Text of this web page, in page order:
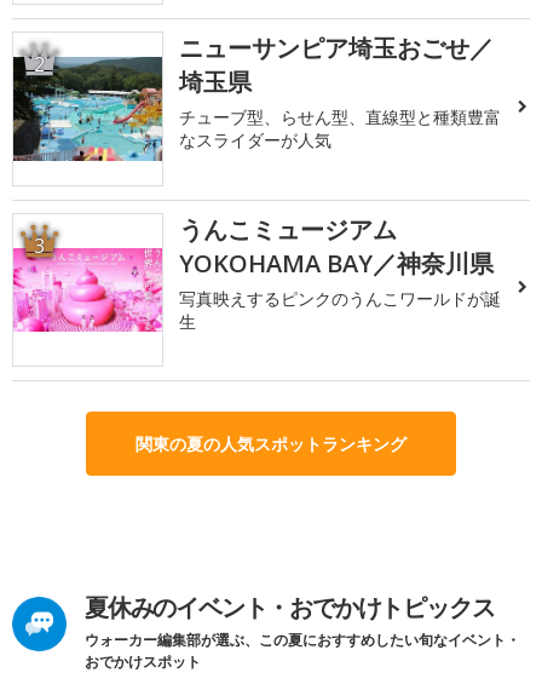
2
ニューサンピア埼玉おごせ／
埼玉県
チューブ型、らせん型、直線型と種類豊富
なスライダーが人気
3
うんこミュージアム
YOKOHAMA BAY／神奈川県
写真映えするピンクのうんこワールドが誕
生
関東の夏の人気スポットランキング
夏休みのイベント・おでかけトピックス
ウォーカー編集部が選ぶ、この夏におすすめしたい旬なイベント・
おでかけスポット